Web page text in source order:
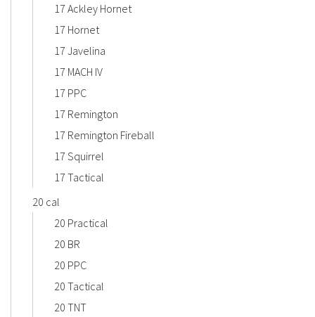
17 Ackley Hornet
17 Hornet
17 Javelina
17 MACH IV
17 PPC
17 Remington
17 Remington Fireball
17 Squirrel
17 Tactical
20 cal
20 Practical
20 BR
20 PPC
20 Tactical
20 TNT